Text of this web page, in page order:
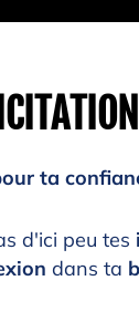
ta
d'ici peu tes
dans ta